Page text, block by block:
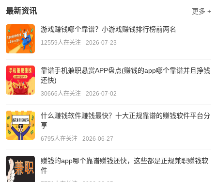
最新资讯 更多 +
游戏赚钱哪个靠谱？小游戏赚钱排行榜前两名
12559人在关注 2026-07-23
靠谱手机兼职悬赏APP盘点(赚钱的app哪个靠谱并且挣钱
还快)
30666人在关注 2026-07-02
什么赚钱软件赚钱最快？十大正规靠谱的赚钱软件平台分
享
6795人在关注 2026-06-27
赚钱的app哪个靠谱赚钱还快，这些都是正规兼职赚钱软
件